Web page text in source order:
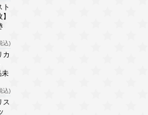
ト
込)
カ
未
込)
ス